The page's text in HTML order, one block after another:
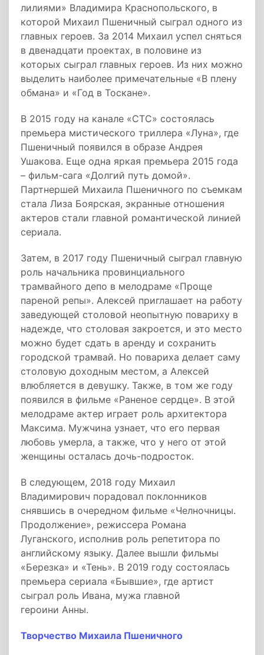
лилиями» Владимира Краснопольского, в
которой Михаил Пшеничный сыграл одного из
главных героев. За 2014 Михаил успел сняться
в двенадцати проектах, в половине из
которых сыграл главных героев. Из них можно
выделить наиболее примечательные «В плену
обмана» и «Год в Тоскане».
В 2015 году на канале «СТС» состоялась
премьера мистического триллера «Луна», где
Пшеничный появился в образе Андрея
Ушакова. Еще одна яркая премьера 2015 года
– фильм-сага «Долгий путь домой».
Партнершей Михаила Пшеничного по съемкам
стала Лиза Боярская, экранные отношения
актеров стали главной романтической линией
сериала.
Затем, в 2017 году Пшеничный сыграл главную
роль начальника провинциального
трамвайного депо в мелодраме «Проще
пареной репы». Алексей приглашает на работу
заведующей столовой неопытную повариху в
надежде, что столовая закроется, и это место
можно будет сдать в аренду и сохранить
городской трамвай. Но повариха делает саму
столовую доходным местом, а Алексей
влюбляется в девушку. Также, в том же году
появился в фильме «Раненое сердце». В этой
мелодраме актер играет роль архитектора
Максима. Мужчина узнает, что его первая
любовь умерла, а также, что у него от этой
женщины осталась дочь-подросток.
В следующем, 2018 году Михаил
Владимирович порадовал поклонников
снявшись в очередном фильме «Челночницы.
Продолжение», режиссера Романа
Луганского, исполнив роль репетитора по
английскому языку. Далее вышли фильмы
«Березка» и «Тень». В 2019 году состоялась
премьера сериала «Бывшие», где артист
сыграл роль Ивана, мужа главной
героини Анны.
Творчество Михаила Пшеничного